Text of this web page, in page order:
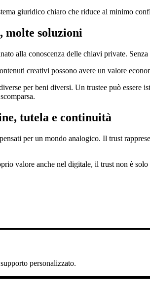
giuridico chiaro che riduce al minimo
molte soluzioni
alla conoscenza delle chiavi private.
creativi possono avere un valore
per beni diversi. Un trustee può essere
tutela e continuità
per un mondo analogico. Il trust
valore anche nel digitale, il trust non è
personalizzato.